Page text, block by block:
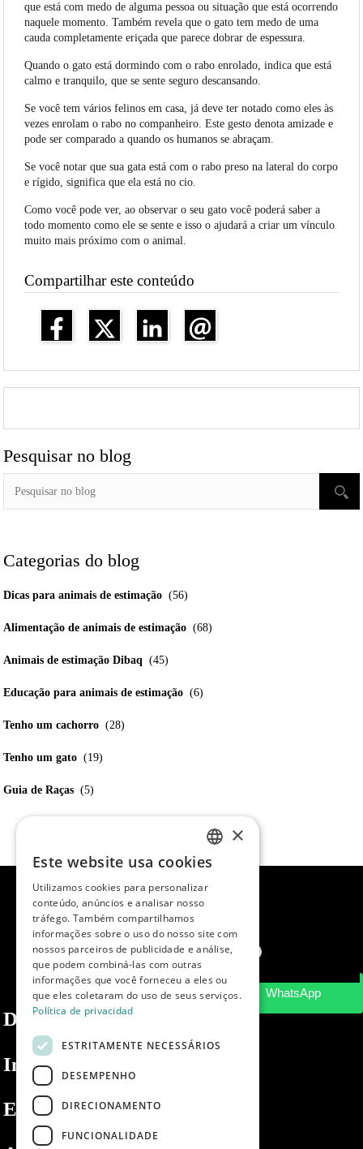
que está com medo de alguma pessoa ou situação que está ocorrendo
naquele momento. Também revela que o gato tem medo de uma
cauda completamente eriçada que parece dobrar de espessura.
Quando o gato está dormindo com o rabo enrolado, indica que está
calmo e tranquilo, que se sente seguro descansando.
Se você tem vários felinos em casa, já deve ter notado como eles às
vezes enrolam o rabo no companheiro. Este gesto denota amizade e
pode ser comparado a quando os humanos se abraçam.
Se você notar que sua gata está com o rabo preso na lateral do corpo
e rígido, significa que ela está no cio.
Como você pode ver, ao observar o seu gato você poderá saber a
todo momento como ele se sente e isso o ajudará a criar um vínculo
muito mais próximo com o animal.
Compartilhar este conteúdo
Pesquisar no blog
Categorias do blog
Dicas para animais de estimação (56)
Alimentação de animais de estimação (68)
Animais de estimação Dibaq (45)
Educação para animais de estimação (6)
Tenho um cachorro (28)
Tenho um gato (19)
Guia de Raças (5)
Dibaq
Informações
Espaço privado
SPANISH
ENGLISH
PORTUGUESE
×
Este website usa cookies
Utilizamos cookies para personalizar
conteúdo, anúncios e analisar nosso
tráfego. Também compartilhamos
informações sobre o uso do nosso site com
nossos parceiros de publicidade e análise,
que podem combiná-las com outras
informações que você forneceu a eles ou
que eles coletaram do uso de seus serviços.
Política de privacidad
ESTRITAMENTE NECESSÁRIOS
DESEMPENHO
DIRECIONAMENTO
FUNCIONALIDADE